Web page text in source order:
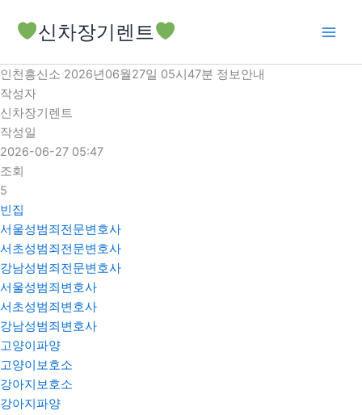
로
건
너
뛰
기
신차장기렌트
인천흥신소 2026년06월27일 05시47분 정보안내
작성자
신차장기렌트
작성일
2026-06-27 05:47
조회
5
빈집
서울성범죄전문변호사
서초성범죄전문변호사
강남성범죄전문변호사
서울성범죄변호사
서초성범죄변호사
강남성범죄변호사
고양이파양
고양이보호소
강아지보호소
강아지파양